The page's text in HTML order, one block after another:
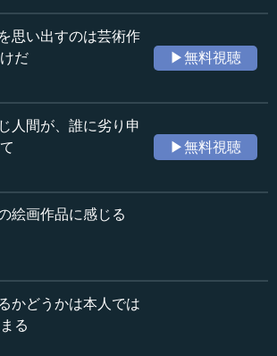
代の人たちの顔や姿、生活まで脳裏に
経験をしたからである。日本の文化が
ちたとき、後世の人間に「憂国の芸
過去に魂が立派だった人たちがいたこ
神藏孝之（テンミニッツTV論説主幹）
月2日
14日
かけた人たちの作品を集める意味
憂国の芸術」の空間ですね。この素晴
っこういいでしょう、雰囲気が。
いですね。
しました、作るのに。「憂国の芸術」
クションに題名をつけていますが、
思い出すのは芸術作
だ
▶無料視聴
人間が、誰に劣り申
▶無料視聴
絵画作品に感じる
かどうかは本人では
る